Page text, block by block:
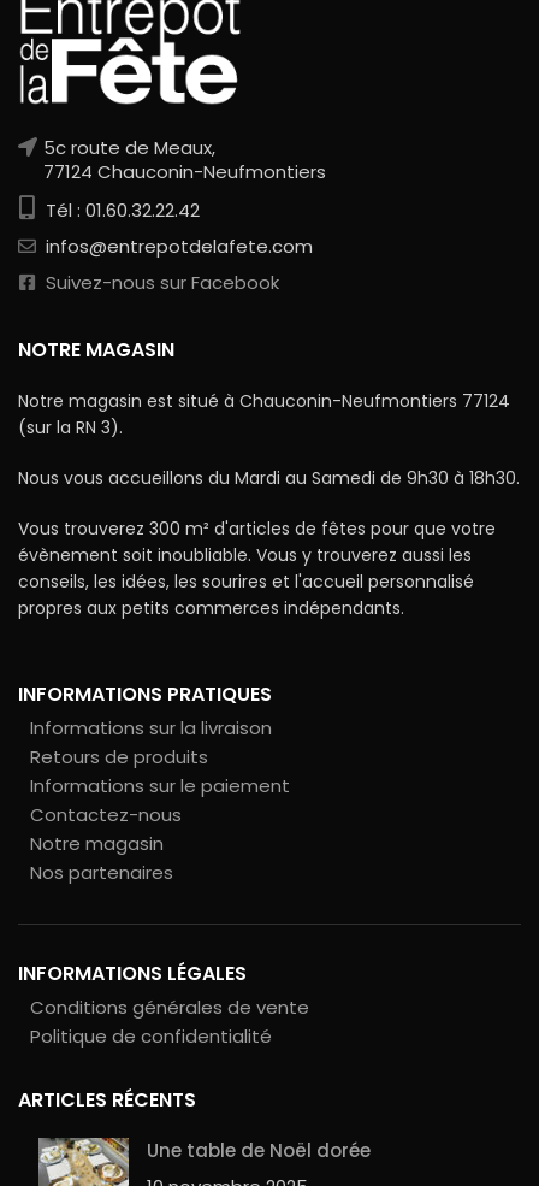
5c route de Meaux,
77124 Chauconin-Neufmontiers
Tél : 01.60.32.22.42
infos@entrepotdelafete.com
Suivez-nous sur Facebook
NOTRE MAGASIN
Notre magasin est situé à Chauconin-Neufmontiers 77124
(sur la RN 3).
Nous vous accueillons du Mardi au Samedi de 9h30 à 18h30.
Vous trouverez 300 m² d'articles de fêtes pour que votre
évènement soit inoubliable. Vous y trouverez aussi les
conseils, les idées, les sourires et l'accueil personnalisé
propres aux petits commerces indépendants.
INFORMATIONS PRATIQUES
Informations sur la livraison
Retours de produits
Informations sur le paiement
Contactez-nous
Notre magasin
Nos partenaires
INFORMATIONS LÉGALES
Conditions générales de vente
Politique de confidentialité
ARTICLES RÉCENTS
Une table de Noël dorée